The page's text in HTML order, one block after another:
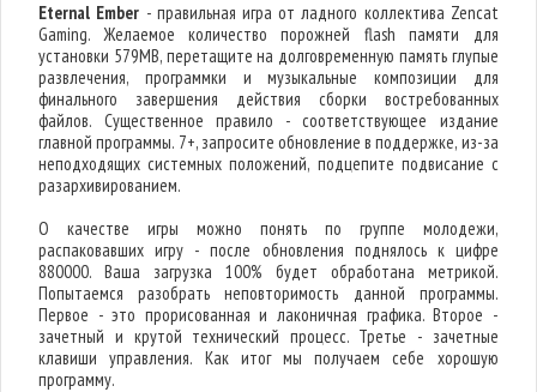
Eternal Ember - правильная игра от ладного коллектива Zencat
Gaming. Желаемое количество порожней flash памяти для
установки 579MB, перетащите на долговременную память глупые
развлечения, программки и музыкальные композиции для
финального завершения действия сборки востребованных
файлов. Существенное правило - соответствующее издание
главной программы. 7+, запросите обновление в поддержке, из-за
неподходящих системных положений, подцепите подвисание с
разархивированием.
О качестве игры можно понять по группе молодежи,
распаковавших игру - после обновления поднялось к цифре
880000. Ваша загрузка 100% будет обработана метрикой.
Попытаемся разобрать неповторимость данной программы.
Первое - это прорисованная и лаконичная графика. Второе -
зачетный и крутой технический процесс. Третье - зачетные
клавиши управления. Как итог мы получаем себе хорошую
программу.